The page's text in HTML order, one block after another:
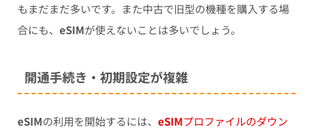
もまだまだ多いです。また中古で旧型の機種を購入する場
合にも、 eSIMが使えないことは多いでしょう。
開通手続き・初期設定が複雑
eSIMの利用を開始するには、 eSIMプロファイルのダウン